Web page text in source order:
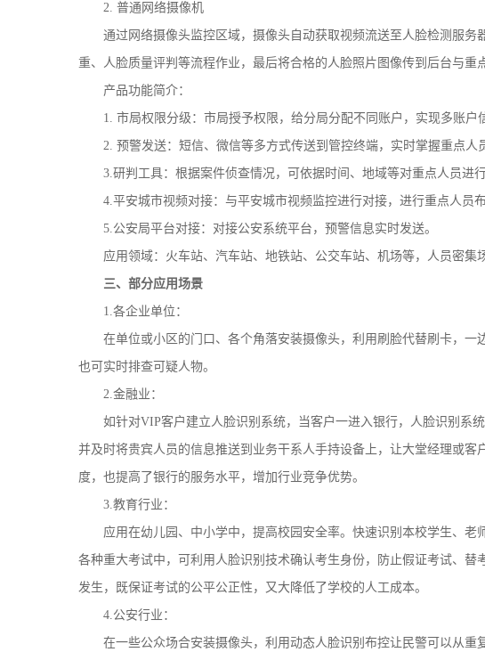
2. 普通网络摄像机
通过网络摄像头监控区域，摄像头自动获取视频流送至人脸检测服务
重、人脸质量评判等流程作业，最后将合格的人脸照片图像传到后台与重
产品功能简介：
1. 市局权限分级：市局授予权限，给分局分配不同账户，实现多账户
2. 预警发送：短信、微信等多方式传送到管控终端，实时掌握重点人
3.研判工具：根据案件侦查情况，可依据时间、地域等对重点人员进行
4.平安城市视频对接：与平安城市视频监控进行对接，进行重点人员布
5.公安局平台对接：对接公安系统平台，预警信息实时发送。
应用领域：火车站、汽车站、地铁站、公交车站、机场等，人员密集
三、部分应用场景
1.各企业单位：
在单位或小区的门口、各个角落安装摄像头，利用刷脸代替刷卡，一
也可实时排查可疑人物。
2.金融业：
如针对VIP客户建立人脸识别系统，当客户一进入银行，人脸识别系统
并及时将贵宾人员的信息推送到业务干系人手持设备上，让大堂经理或
度，也提高了银行的服务水平，增加行业竞争优势。
3.教育行业：
应用在幼儿园、中小学中，提高校园安全率。快速识别本校学生、老
各种重大考试中，可利用人脸识别技术确认考生身份，防止假证考试、
发生，既保证考试的公平公正性，又大降低了学校的人工成本。
4.公安行业：
在一些公众场合安装摄像头，利用动态人脸识别布控让民警可以从重